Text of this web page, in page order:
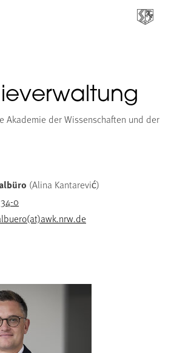
Akademie der Wissenschaften und der
(Alina Kantarević)
0